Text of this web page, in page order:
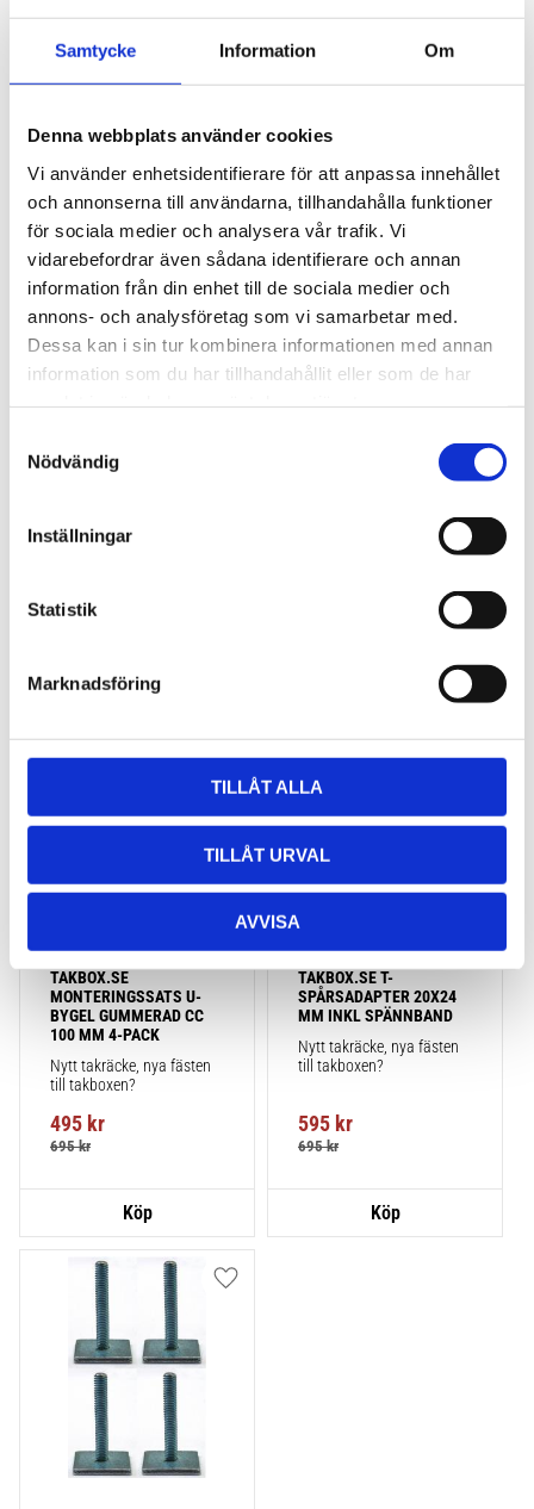
Samtycke Information Om
Denna webbplats använder cookies
Vi använder enhetsidentifierare för att anpassa innehållet
och annonserna till användarna, tillhandahålla funktioner
för sociala medier och analysera vår trafik. Vi
vidarebefordrar även sådana identifierare och annan
information från din enhet till de sociala medier och
annons- och analysföretag som vi samarbetar med.
Dessa kan i sin tur kombinera informationen med annan
information som du har tillhandahållit eller som de har
Nödvändig
Inställningar
Statistik
Marknadsföring
TILLÅT ALLA
TILLÅT URVAL
AVVISA
Storsäljande
takcykelhållare
Horisontell kajakhållare
Horisontell kajakhållare
2 725kr
Lägg till i favoriter
J-formad kajakhållare
POPULÄRAST!
TAKBOX.SE
MONTERINGSSATS U-
BYGEL GUMMERAD CC
100 MM 4-PACK
Nytt takräcke, nya fästen
till takboxen?
495 kr
695kr
TAKBOX.SE T-
SPÅRSADAPTER 20X24
MM INKL SPÄNNBAND
Nytt takräcke, nya fästen
till takboxen?
595 kr
695kr
Lägg till i favoriter